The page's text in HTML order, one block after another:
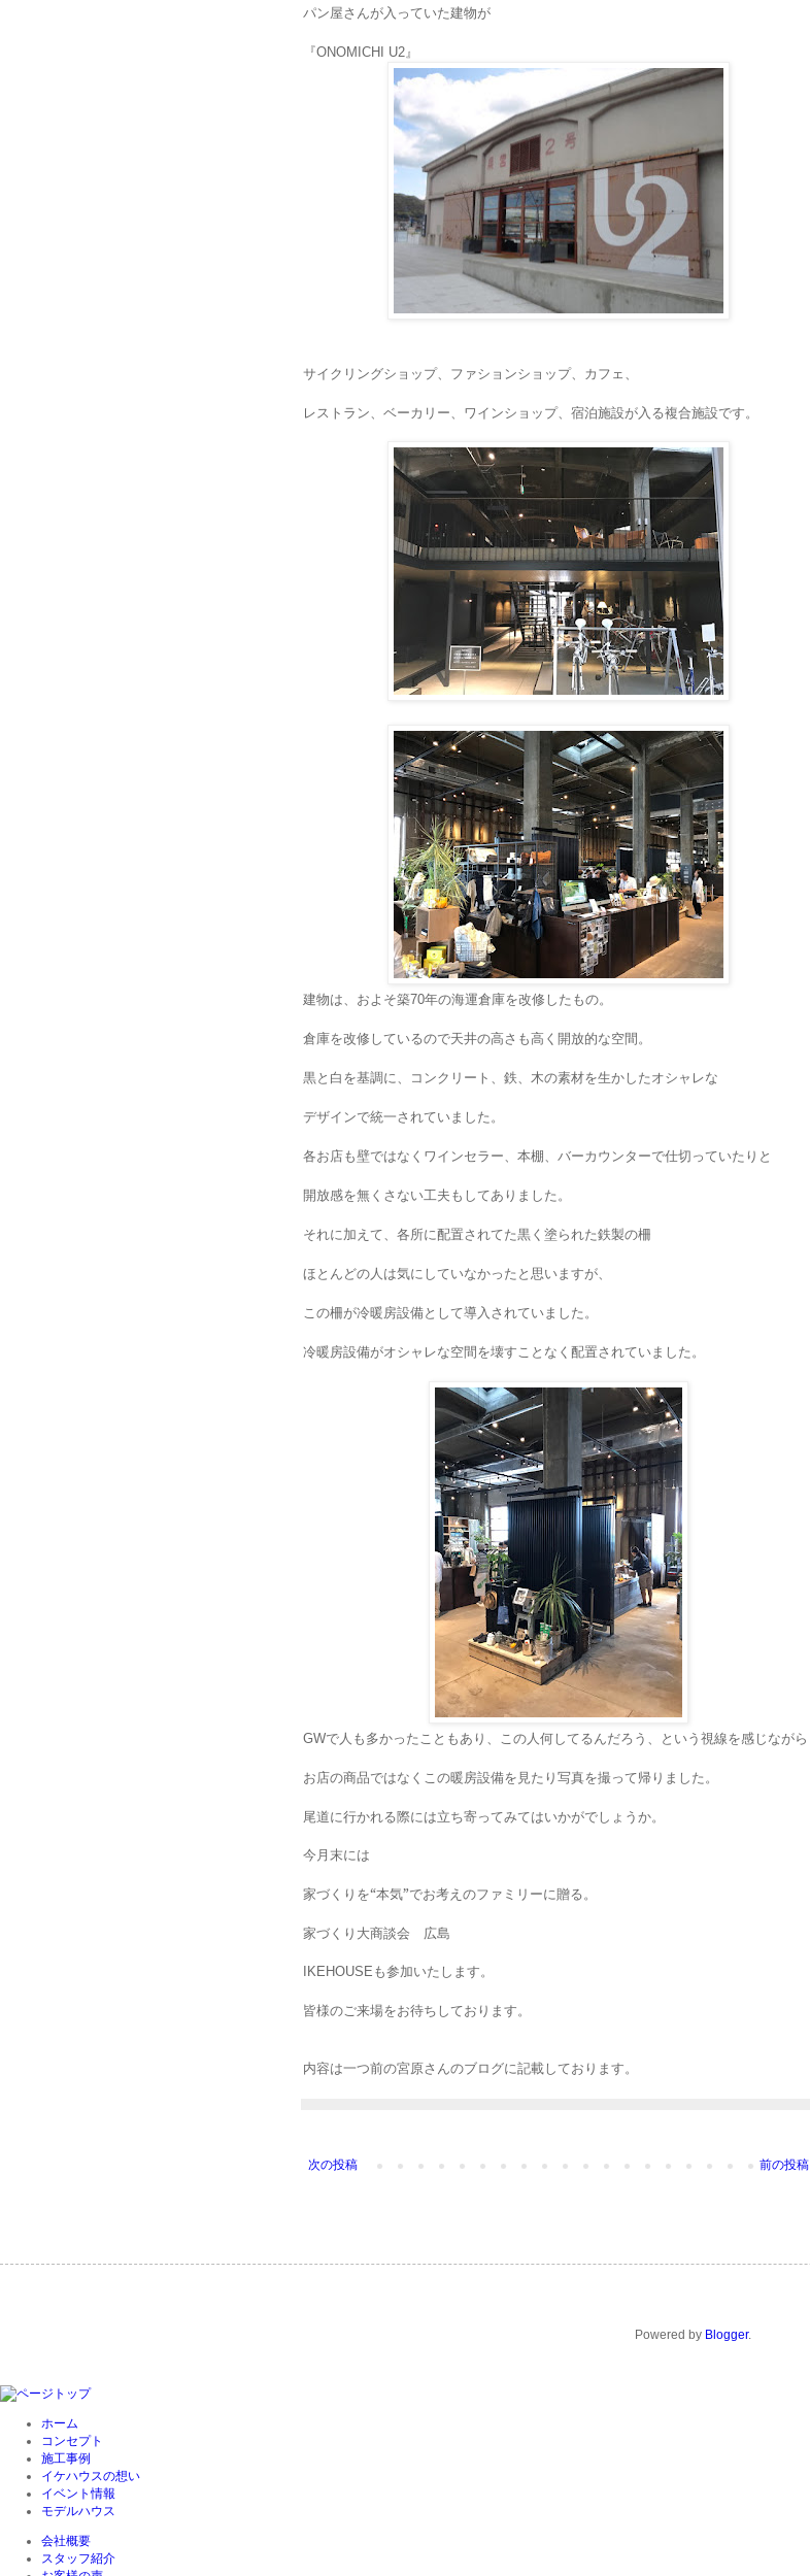
パン屋さんが入っていた建物が
『ONOMICHI U2』
サイクリングショップ、ファションショップ、カフェ、
レストラン、ベーカリー、ワインショップ、宿泊施設が入る複合施設です。
建物は、およそ築70年の海運倉庫を改修したもの。
倉庫を改修しているので天井の高さも高く開放的な空間。
黒と白を基調に、コンクリート、鉄、木の素材を生かしたオシャレな
デザインで統一されていました。
各お店も壁ではなくワインセラー、本棚、バーカウンターで仕切っていたりと
開放感を無くさない工夫もしてありました。
それに加えて、各所に配置されてた黒く塗られた鉄製の柵
ほとんどの人は気にしていなかったと思いますが、
この柵が冷暖房設備として導入されていました。
冷暖房設備がオシャレな空間を壊すことなく配置されていました。
GWで人も多かったこともあり、この人何してるんだろう、という視線を感じながら
お店の商品ではなくこの暖房設備を見たり写真を撮って帰りました。
尾道に行かれる際には立ち寄ってみてはいかがでしょうか。
今月末には
家づくりを“本気”でお考えのファミリーに贈る。
家づくり大商談会 広島
IKEHOUSE も参加いたします。
皆様のご来場をお待ちしております。
内容は一つ前の宮原さんのブログに記載しております。
次の投稿 前の投稿
Powered by Blogger.
ホーム
コンセプト
施工事例
イケハウスの想い
イベント情報
モデルハウス
会社概要
スタッフ紹介